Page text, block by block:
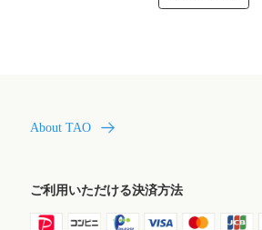
About TAO
ご利用いただける決済方法